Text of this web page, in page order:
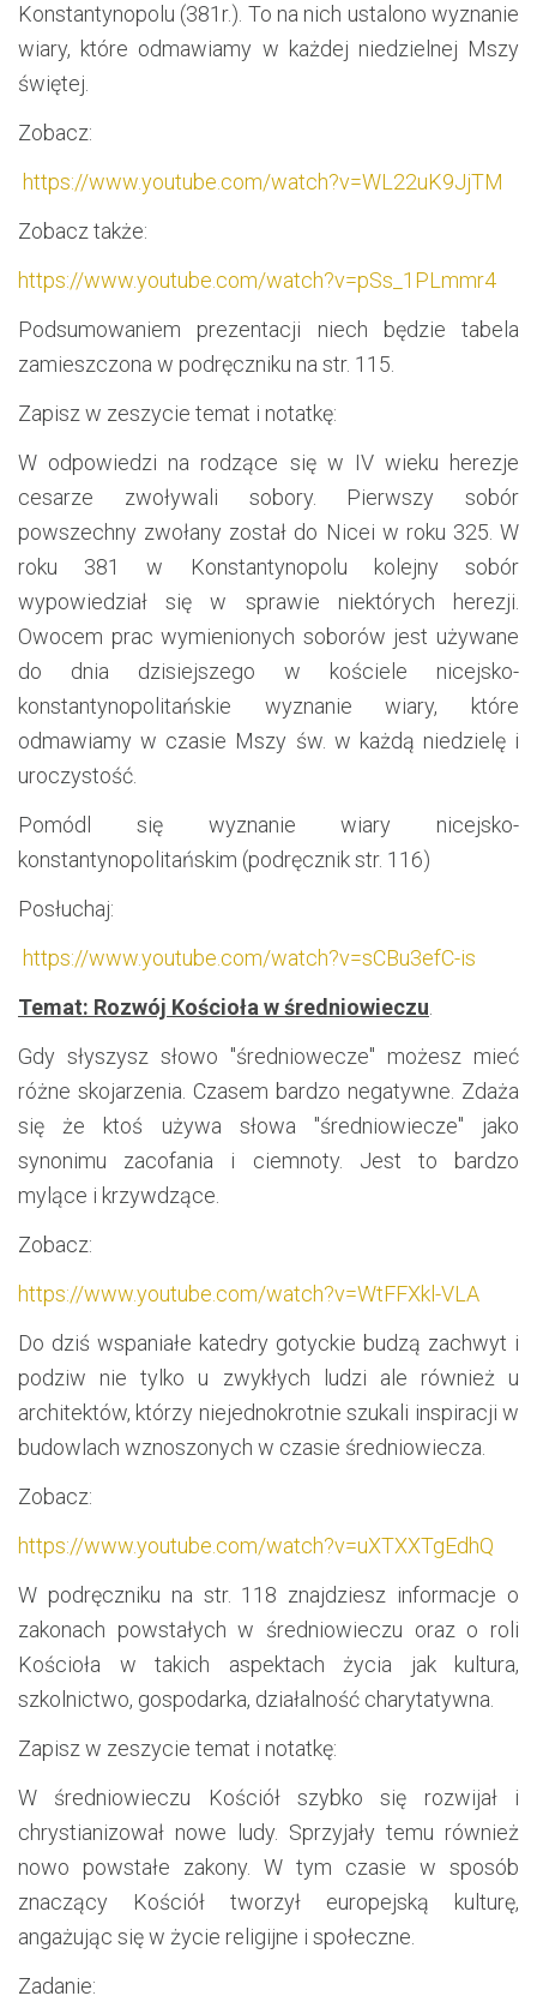
Konstantynopolu (381r.). To na nich ustalono wyznanie
wiary, które odmawiamy w każdej niedzielnej Mszy
świętej.
Zobacz:
https://www.youtube.com/watch?v=WL22uK9JjTM
Zobacz także:
https://www.youtube.com/watch?v=pSs_1PLmmr4
Podsumowaniem prezentacji niech będzie tabela
zamieszczona w podręczniku na str. 115.
Zapisz w zeszycie temat i notatkę:
W odpowiedzi na rodzące się w IV wieku herezje
cesarze zwoływali sobory. Pierwszy sobór
powszechny zwołany został do Nicei w roku 325. W
roku 381 w Konstantynopolu kolejny sobór
wypowiedział się w sprawie niektórych herezji.
Owocem prac wymienionych soborów jest używane
do dnia dzisiejszego w kościele nicejsko-
konstantynopolitańskie wyznanie wiary, które
odmawiamy w czasie Mszy św. w każdą niedzielę i
uroczystość.
Pomódl się wyznanie wiary nicejsko-
konstantynopolitańskim (podręcznik str. 116)
Posłuchaj:
https://www.youtube.com/watch?v=sCBu3efC-is
Temat: Rozwój Kościoła w średniowieczu
Gdy słyszysz słowo "średniowecze" możesz mieć
różne skojarzenia. Czasem bardzo negatywne. Zdaża
się że ktoś używa słowa "średniowiecze" jako
synonimu zacofania i ciemnoty. Jest to bardzo
mylące i krzywdzące.
Zobacz:
https://www.youtube.com/watch?v=WtFFXkl-VLA
Do dziś wspaniałe katedry gotyckie budzą zachwyt i
podziw nie tylko u zwykłych ludzi ale również u
architektów, którzy niejednokrotnie szukali inspiracji w
budowlach wznoszonych w czasie średniowiecza.
Zobacz:
https://www.youtube.com/watch?v=uXTXXTgEdhQ
W podręczniku na str. 118 znajdziesz informacje o
zakonach powstałych w średniowieczu oraz o roli
Kościoła w takich aspektach życia jak kultura,
szkolnictwo, gospodarka, działalność charytatywna.
Zapisz w zeszycie temat i notatkę:
W średniowieczu Kościół szybko się rozwijał i
chrystianizował nowe ludy. Sprzyjały temu również
nowo powstałe zakony. W tym czasie w sposób
znaczący Kościół tworzył europejską kulturę,
angażując się w życie religijne i społeczne.
Zadanie: